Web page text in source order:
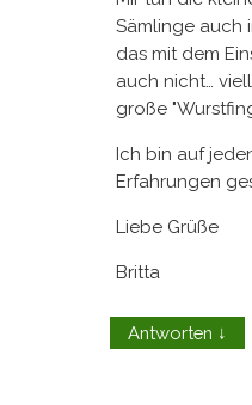
Sämlinge auch
das mit dem
auch nicht…
große
Ich bin auf
Erfahrungen
Liebe Grüße
Britta
Antworten ↓